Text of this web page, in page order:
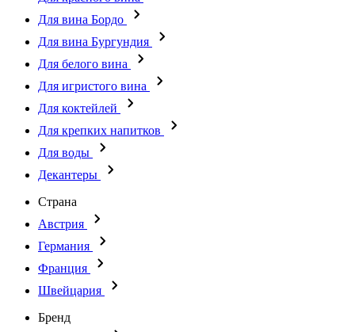
Для вина Бордо
Для вина Бургундия
Для белого вина
Для игристого вина
Для коктейлей
Для крепких напитков
Для воды
Декантеры
Страна
Австрия
Германия
Франция
Швейцария
Бренд